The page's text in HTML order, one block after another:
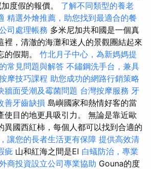
度假的報價。 了解不同類型的養老
精選外燴推薦，助您找到最適合的餐
司處理帳務 多米尼加共和國是一個真
裡，清澈的海灘和迷人的景觀團結起來
的假期。 竹北月子中心，為新媽媽提
常見問題與解答 不鏽鋼洗手台，兼具
摩技巧課程 助您成功的網路行銷策略
牆面受潮及霉菌問題 台灣按摩服務 牙
善牙齒缺損 島嶼國家和熱情好客的當
使目的地更具吸引力。 無論是靠近歐
異國西紅柿，每個人都可以找到合適的
讓您的長者生活更有保障 提供高效清
疵 山和紅海之間是El 白蟻防治，專業
商投資設立公司專業協助 Gouna的度